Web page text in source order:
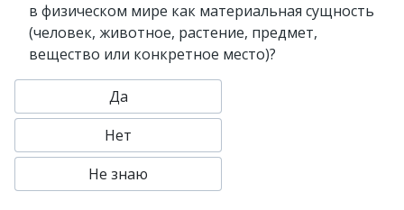
в физическом мире как материальная сущность
(человек, животное, растение, предмет,
вещество или конкретное место)?
Да
Нет
Не знаю